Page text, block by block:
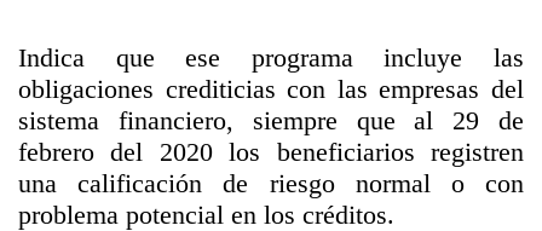
Indica que ese programa incluye las
obligaciones crediticias con las empresas del
sistema financiero, siempre que al 29 de
febrero del 2020 los beneficiarios registren
una calificación de riesgo normal o con
problema potencial en los créditos.